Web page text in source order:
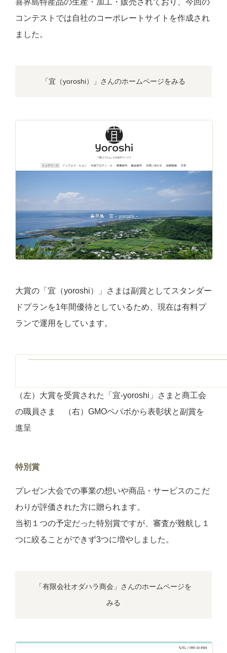
喜界島特産品の生産・加工・販売されており、今回の
コンテストでは自社のコーポレートサイトを作成され
ました。
「宜（yoroshi）」さんのホームページをみる
大賞の 「 宜（yoroshi）」さまは副賞としてスタンダー
ドプランを1年間優待としているため、現在は有料プ
ランで運用をしています。
（左）大賞を受賞された「宜-yoroshi」さまと商工会
の職員さま （右）GMOペパボから表彰状と副賞を
進呈
特別賞
プレゼン大会での事業の想いや商品・サービスのこだ
わりが評価された方に贈られます。
当初１つの予定だった特別賞ですが、審査が難航し１
つに絞ることができず3つに増やしました。
「有限会社オダハラ商会」さんのホームページを
みる